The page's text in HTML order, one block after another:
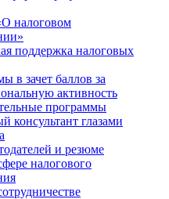
налоговом
поддержка налоговых
в зачет баллов за
активность
программы
консультант глазами
и резюме
налогового